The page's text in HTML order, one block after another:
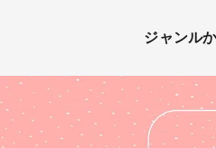
ジャンル